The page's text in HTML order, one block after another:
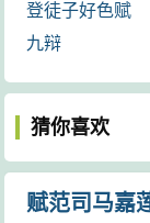
登徒子好色赋
九辩
猜你喜欢
赋范司马嘉